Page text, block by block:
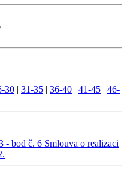
30 31-35 36-40 41-45
46-
- bod č. 6 Smlouva o realizaci